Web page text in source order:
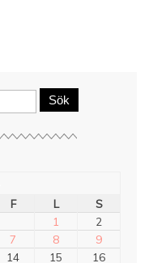
Sök
F L
S
1
2
7 8
9
14 15
16